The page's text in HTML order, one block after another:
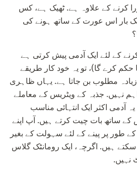
کرنے کے علاوہ ہے. ٹھیک ہے، کس
بار اس عورت کے ساتھ ہونے کی
کے لئے ایک آدمی پیش کرتی ہے
کرے گا)، تو یہ خود کار طریقے
مطلوب بن جاتا ہے. یہاں ظاہری
نہیں. جذبہ کے ویٹریس کے معاملے
آدمی اکثر ایک انتہائی مناسب
ساتھ بات چیت کرتے ہیں. آپ اپنے
طور پر پینے کے لئے سہولت کے بغیر
ہیں. اگرچہ، ایک رومانٹک گلاس
نہیں.